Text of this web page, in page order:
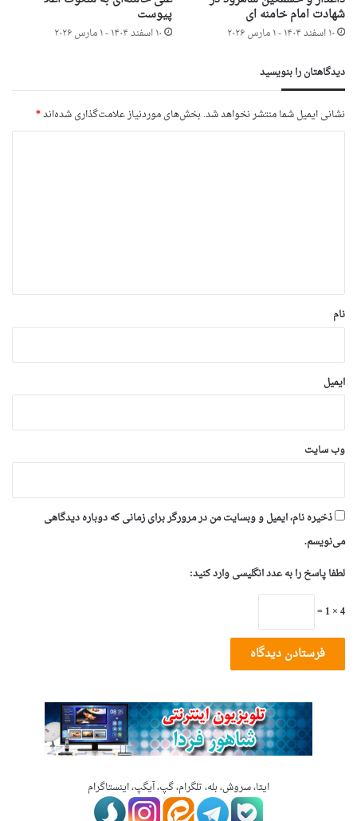
شهادت امام خامنه ای
۱۰ اسفند ۱۴۰۴ - ۱ مارس ۲۰۲۶
پیوست
۱۰ اسفند ۱۴۰۴ - ۱ مارس ۲۰۲۶
دیدگاهتان را بنویسید
نشانی ایمیل شما منتشر نخواهد شد.بخش‌های موردنیاز علامت‌گذاری شده‌اند*
نام
ایمیل
وب‌ سایت
ذخیره نام، ایمیل و وبسایت من در مرورگر برای زمانی که دوباره دیدگاهی
می‌نویسم.
لطفا پاسخ را به عدد انگلیسی وارد کنید:
4 × 1 =
ایتا، سروش، بله، تلگرام، گپ، آیگپ، اینستاگرام